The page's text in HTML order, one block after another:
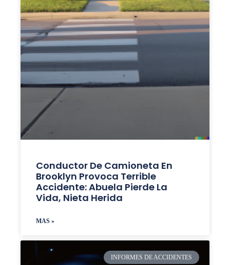
Conductor De Camioneta En
Brooklyn Provoca Terrible
Accidente: Abuela Pierde La
Vida, Nieta Herida
MAS »
INFORMES DE ACCIDENTES